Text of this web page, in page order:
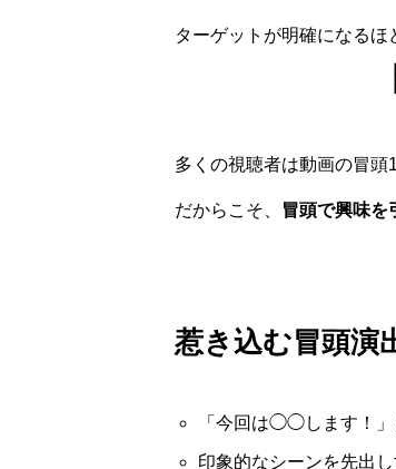
ターゲットが明確になるほ
多くの視聴者は動画の冒頭
だからこそ、 冒頭で興味を
惹き込む冒頭演
「今回は◯◯します！
印象的なシーンを先出し